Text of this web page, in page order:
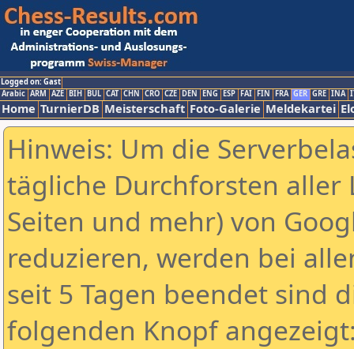
Logged on: Gast
Arabic ARM AZE BIH BUL CAT CHN CRO CZE DEN ENG ESP FAI FIN FRA GER GRE INA
Home TurnierDB Meisterschaft Foto-Galerie Meldekartei
Hinweis: Um die
tägliche Durchforsten aller
Seiten und mehr) von
reduzieren, werden bei
seit 5 Tagen beendet sind
folgenden Knopf